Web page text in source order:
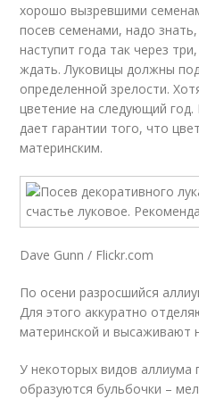
хорошо вызревшими
посев семенами, надо
наступит года так через
ждать. Луковицы должны
определенной зрелости.
цветение на следующий
дает гарантии того, что
материнским.
Dave Gunn / Flickr.com
По осени разросшийся
Для этого аккуратно
материнской и высаживают
У некоторых видов аллиума
образуются бульбочки –